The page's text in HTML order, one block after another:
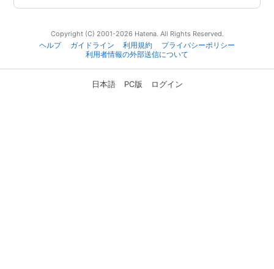
Copyright (C) 2001-2026 Hatena. All Rights Reserved.
ヘルプ
ガイドライン 利用規約
プライバシーポリシー
利用者情報の外部送信について
日本語 PC版 ログイン